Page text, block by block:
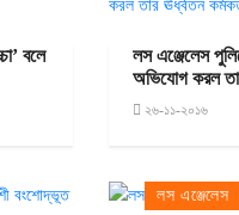
বলে
লস এঞ্জেলেস
অভিযোগ করল তার
২৬-১১-২০১৬
লস এঞ্জেলেস